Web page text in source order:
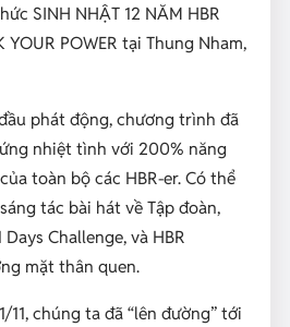
SINH NHẬT 12 NĂM HBR
YOUR POWER tại Thung Nham,
phát động, chương trình đã
nhiệt tình với 200% năng
toàn bộ các HBR-er. Có thể
tác bài hát về Tập đoàn,
Challenge, và HBR
mặt thân quen.
11, chúng ta đã “lên đường” tới